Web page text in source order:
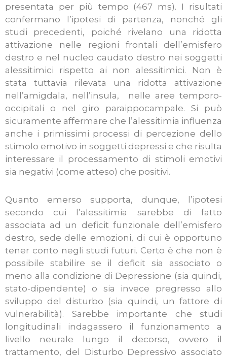
presentata per più tempo (467 ms). I risultati
confermano l’ipotesi di partenza, nonché gli
studi precedenti, poiché rivelano una ridotta
attivazione nelle regioni frontali dell’emisfero
destro e nel nucleo caudato destro nei soggetti
alessitimici rispetto ai non alessitimici. Non è
stata tuttavia rilevata una ridotta attivazione
nell’amigdala, nell’insula, nelle aree temporo-
occipitali o nel giro paraippocampale. Si può
sicuramente affermare che l’alessitimia influenza
anche i primissimi processi di percezione dello
stimolo emotivo in soggetti depressi e che risulta
interessare il processamento di stimoli emotivi
sia negativi (come atteso) che positivi.
Quanto emerso supporta, dunque, l’ipotesi
secondo cui l’alessitimia sarebbe di fatto
associata ad un deficit funzionale dell’emisfero
destro, sede delle emozioni, di cui è opportuno
tener conto negli studi futuri. Certo è che non è
possibile stabilire se il deficit sia associato o
meno alla condizione di Depressione (sia quindi,
stato-dipendente) o sia invece pregresso allo
sviluppo del disturbo (sia quindi, un fattore di
vulnerabilità). Sarebbe importante che studi
longitudinali indagassero il funzionamento a
livello neurale lungo il decorso, ovvero il
trattamento, del Disturbo Depressivo associato